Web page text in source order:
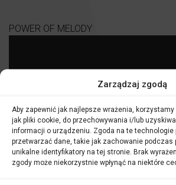
Zarządzaj zgodą
Aby zapewnić jak najlepsze wrażenia,
jak pliki cookie, do przechowywania i/lub
informacji o urządzeniu. Zgoda na te technologie
przetwarzać dane, takie jak zachowanie podczas
unikalne identyfikatory na tej stronie. Brak
zgody może niekorzystnie wpłynąć na niektóre
POWER OF MELODY